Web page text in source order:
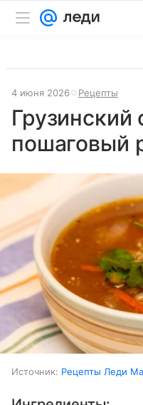
4 июня 2026 Рецепты
Грузинский
пошаговый
Источник: Рецепты Леди